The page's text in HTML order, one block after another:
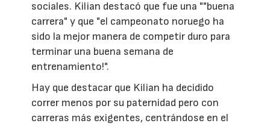
sociales. Kilian destacó que fue una ""buena
carrera" y que "el campeonato noruego ha
sido la mejor manera de competir duro para
terminar una buena semana de
entrenamiento!".
Hay que destacar que Kilian ha decidido
correr menos por su paternidad pero con
carreras más exigentes, centrándose en el